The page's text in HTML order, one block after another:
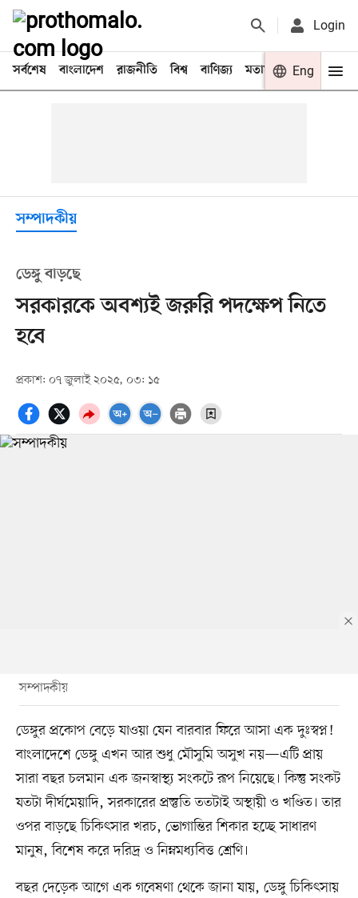
Login
সর্বশেষ বাংলাদেশ রাজনীতি বিশ্ব বাণিজ্য মতামত খেলা
Eng
সম্পাদকীয়
ডেঙ্গু বাড়ছে
সরকারকে অবশ্যই জরুরি পদক্ষেপ নিতে
হবে
প্রকাশ: ০৭ জুলাই ২০২৫, ০৩: ১৫
সম্পাদকীয়
ডেঙ্গুর প্রকোপ বেড়ে যাওয়া যেন বারবার ফিরে আসা এক দুঃস্বপ্ন!
বাংলাদেশে ডেঙ্গু এখন আর শুধু মৌসুমি অসুখ নয়—এটি প্রায়
সারা বছর চলমান এক জনস্বাস্থ্য সংকটে রূপ নিয়েছে। কিন্তু সংকট
যতটা দীর্ঘমেয়াদি, সরকারের প্রস্তুতি ততটাই অস্থায়ী ও খণ্ডিত। তার
ওপর বাড়ছে চিকিৎসার খরচ, ভোগান্তির শিকার হচ্ছে সাধারণ
মানুষ, বিশেষ করে দরিদ্র ও নিম্নমধ্যবিত্ত শ্রেণি।
বছর দেড়েক আগে এক গবেষণা থেকে জানা যায়, ডেঙ্গু চিকিৎসায়